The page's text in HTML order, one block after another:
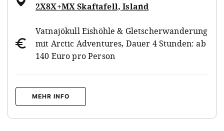
2X8X+MX Skaftafell, Island
Vatnajökull Eishöhle & Gletscherwanderung
mit Arctic Adventures, Dauer 4 Stunden: ab
140 Euro pro Person
MEHR INFO